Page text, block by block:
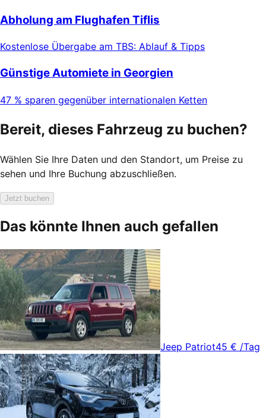
Abholung am Flughafen Tiflis
Kostenlose Übergabe am TBS: Ablauf & Tipps
Günstige Automiete in Georgien
47 % sparen gegenüber internationalen Ketten
Bereit, dieses Fahrzeug zu buchen?
Wählen Sie Ihre Daten und den Standort, um Preise zu
sehen und Ihre Buchung abzuschließen.
Jetzt buchen
Das könnte Ihnen auch gefallen
Jeep Patriot45 € /Tag